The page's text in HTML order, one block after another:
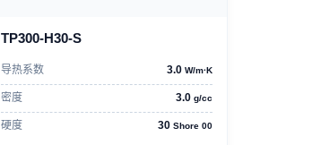
TP300-H30-S
导热系数 3.0 W/m·K
密度 3.0 g/cc
硬度 30 Shore 00